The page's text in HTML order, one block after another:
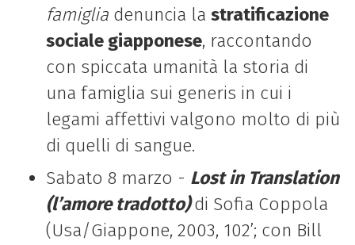
famigliadenuncia la stratificazione
sociale giapponese, raccontando
con spiccata umanità la storia di
una famiglia sui generis in cui i
legami affettivi valgono molto di più
di quelli di sangue.
Sabato 8 marzo - Lost in Translation
(l’amore tradotto)di Sofia Coppola
(Usa/Giappone, 2003, 102’; con Bill